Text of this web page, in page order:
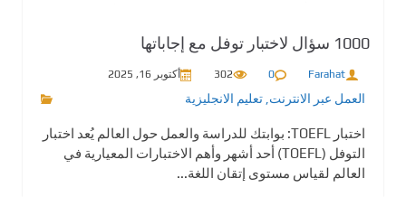
1000 سؤال لاختبار توفل مع إجاباتها
Farahat
0
302 أكتوبر 16, 2025
العمل عبر الانترنت تعليم الانجليزية
اختبار TOEFL: بوابتك للدراسة والعمل حول العالم يُعد اختبار
التوفل (TOEFL) أحد أشهر وأهم الاختبارات المعيارية في
العالم لقياس مستوى إتقان اللغة...